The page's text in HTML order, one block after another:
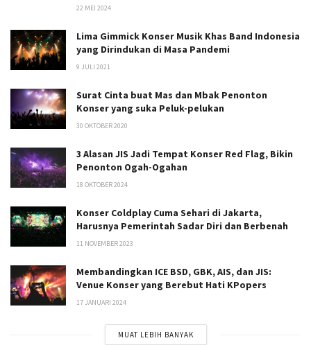
22 MEI 2024
Lima Gimmick Konser Musik Khas Band Indonesia
yang Dirindukan di Masa Pandemi
9 JULI 2021
Surat Cinta buat Mas dan Mbak Penonton
Konser yang suka Peluk-pelukan
30 OKTOBER 2020
3 Alasan JIS Jadi Tempat Konser Red Flag, Bikin
Penonton Ogah-Ogahan
18 OKTOBER 2024
Konser Coldplay Cuma Sehari di Jakarta,
Harusnya Pemerintah Sadar Diri dan Berbenah
11 NOVEMBER 2023
Membandingkan ICE BSD, GBK, AIS, dan JIS:
Venue Konser yang Berebut Hati KPopers
17 JANUARI 2024
MUAT LEBIH BANYAK